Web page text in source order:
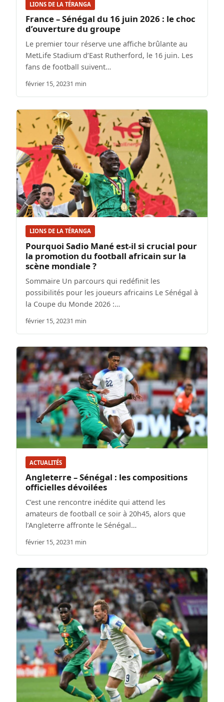
LIONS DE LA TÉRANGA
France – Sénégal du 16 juin 2026 : le choc
d’ouverture du groupe
Le premier tour réserve une affiche brûlante au
MetLife Stadium d’East Rutherford, le 16 juin. Les
fans de football suivent…
février 15, 20231 min
LIONS DE LA TÉRANGA
Pourquoi Sadio Mané est-il si crucial pour
la promotion du football africain sur la
scène mondiale ?
Sommaire Un parcours qui redéfinit les
possibilités pour les joueurs africains Le Sénégal à
la Coupe du Monde 2026 :…
février 15, 20231 min
ACTUALITÉS
Angleterre – Sénégal : les compositions
officielles dévoilées
C’est une rencontre inédite qui attend les
amateurs de football ce soir à 20h45, alors que
l’Angleterre affronte le Sénégal…
février 15, 20231 min